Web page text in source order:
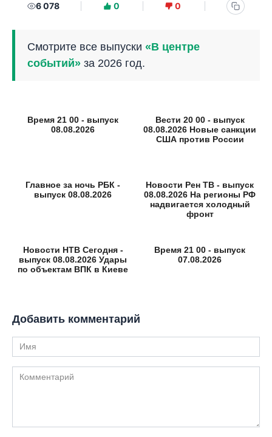
6 078 0 0
Смотрите все выпуски «В центре
событий» за 2026 год.
Время 21 00 - выпуск
08.08.2026
Вести 20 00 - выпуск
08.08.2026 Новые санкции
США против России
Главное за ночь РБК -
выпуск 08.08.2026
Новости Рен ТВ - выпуск
08.08.2026 На регионы РФ
надвигается холодный
фронт
Новости НТВ Сегодня -
выпуск 08.08.2026 Удары
по объектам ВПК в Киеве
Время 21 00 - выпуск
07.08.2026
Добавить комментарий
Имя
Комментарий